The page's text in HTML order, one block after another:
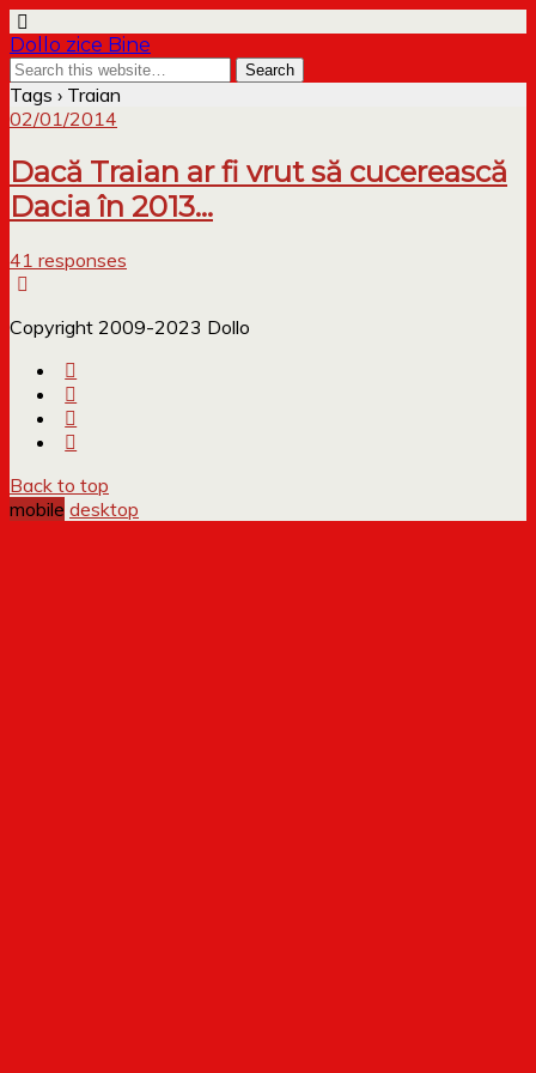
Dollo zice Bine
Tags › Traian
02/01/2014
Dacă Traian ar fi vrut să cucerească
Dacia în 2013…
41 responses
Copyright 2009-2023 Dollo
Back to top
mobile desktop